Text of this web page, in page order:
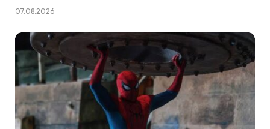
07.08.2026